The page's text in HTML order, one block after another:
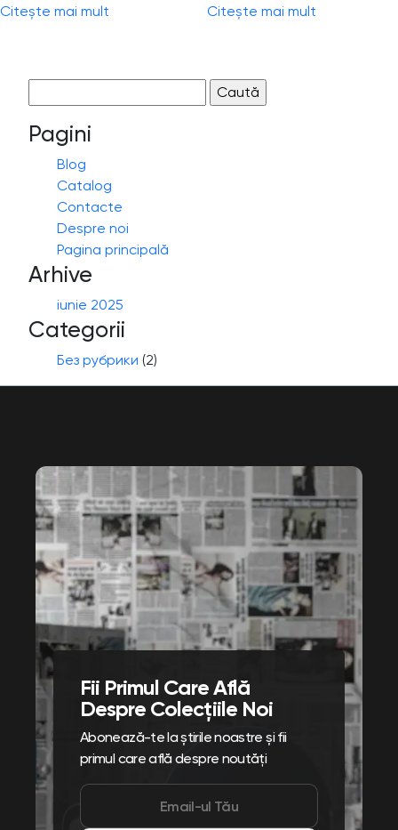
Citește mai mult Citește mai mult
după:
Pagini
Blog
Catalog
Contacte
Despre noi
Pagina principală
Arhive
iunie 2025
Categorii
Без рубрики (2)
Fii Primul Care Află
Despre Colecțiile Noi
Abonează-te la știrile noastre și fii
primul care află despre noutăți